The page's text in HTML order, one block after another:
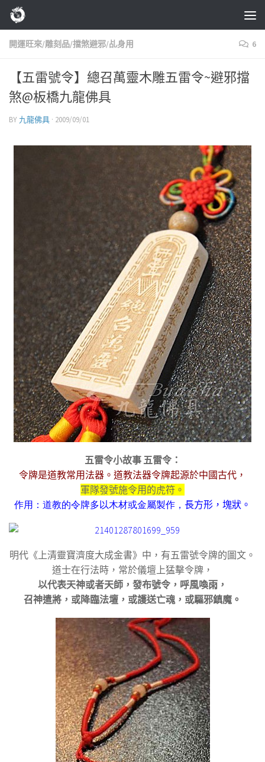
Skip to content
開運旺來/雕刻品/擋煞避邪/乩身用 6
【五雷號令】總召萬靈木雕五雷令~避邪擋
煞@板橋九龍佛具
BY 九龍佛具 · 2009/09/01
五雷令小故事 五雷令：
令牌是道教常用法器。道教法器令牌起源於中國古代，
軍隊發號施令用的虎符。
作用：道教的令牌多以木材或金屬製作， 長方形，塊狀。
明代《上清靈寶濟度大成金書》中，有五雷號令牌的圖文。
道士在行法時，常於儀壇上猛擊令牌，
以代表天神或者天師，發布號令，呼風喚雨，
召神遣將，或降臨法壇，或護送亡魂，或驅邪鎮魔。